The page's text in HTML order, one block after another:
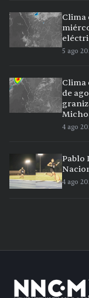
Clima
5 ago
Clima
de
4 ago
Pablo
4 ago